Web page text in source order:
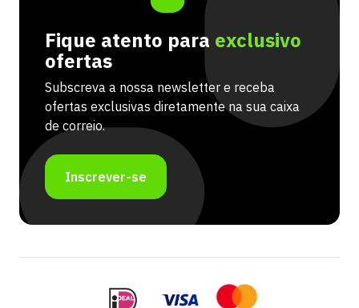
Fique atento para exclusivo
ofertas
Subscreva a nossa newsletter e receba
ofertas exclusivas diretamente na sua caixa
de correio.
Inscrever-se